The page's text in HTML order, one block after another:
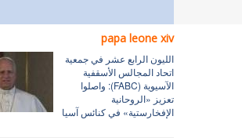
papa leone xiv
الليون الرابع عشر في جمعية
اتحاد المجالس الأسقفية
الآسيوية (FABC): واصلوا
تعزيز «الروحانية
الإفخارستية» في كنائس آسيا